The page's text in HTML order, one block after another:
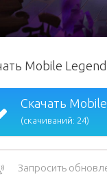
Mobile
Скачать
(скачиваний: 24)
Запросить